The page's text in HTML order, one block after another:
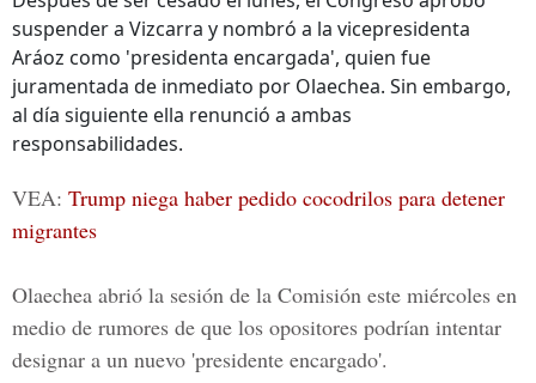
suspender a Vizcarra y nombró a la vicepresidenta
Aráoz como 'presidenta encargada', quien fue
juramentada de inmediato por Olaechea. Sin embargo,
al día siguiente ella renunció a ambas
responsabilidades.
VEA: Trump niega haber pedido cocodrilos para detener
migrantes
Olaechea abrió la sesión de la Comisión este miércoles en
medio de rumores de que los opositores podrían intentar
designar a un nuevo 'presidente encargado'.